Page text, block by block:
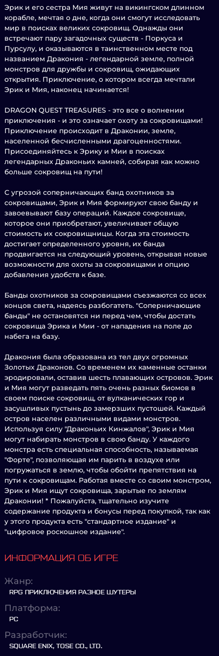
Эрик и его сестра Мия живут на викингском длинном
корабле, мечтая о дне, когда они смогут исследовать
мир в поисках великих сокровищ. Однажды они
встречают пару загадочных существ - Поркуса и
Пурсулу, и оказываются в таинственном месте под
названием Дракония - легендарной земле, полной
монстров для дружбы и сокровищ, ожидающих
открытия. Приключение, о котором всегда мечтали
Эрик и Мия, наконец начинается!
DRAGON QUEST TREASURES - это все о волнении
приключения - и это означает охоту за сокровищами!
Приключение происходит в Драконии, земле,
населенной бесчисленными драгоценностями.
Присоединяйтесь к Эрику и Мии в поисках
легендарных Драконьих камней, собирая как можно
больше сокровищ на пути!
С угрозой соперничающих банд охотников за
сокровищами, Эрик и Мия формируют свою банду и
завоевывают базу операций. Каждое сокровище,
которое они приобретают, увеличивает общую
стоимость их сокровищницы. Когда эта стоимость
достигает определенного уровня, их банда
продвигается на следующий уровень, открывая новые
возможности для охоты за сокровищами и опцию
добавления удобств к базе.
Банды охотников за сокровищами съезжаются со всех
концов света, надеясь разбогатеть. "Соперничающие
банды" не остановятся ни перед чем, чтобы достать
сокровища Эрика и Мии - от нападения на поле до
набега на базу.
Дракония была образована из тел двух огромных
Золотых Драконов. Со временем их каменные останки
эродировали, оставив шесть плавающих островов. Эрик
и Мия могут разведать пять очень разных биомов в
своем поиске сокровищ, от вулканических гор и
засушливых пустынь до замерзших пустошей. Каждый
остров населен различными видами монстров.
Используя силу "Драконьих Кинжалов", Эрик и Мия
могут набирать монстров в свою банду. У каждого
монстра есть специальная способность, называемая
"Форте", позволяющая им парить в воздухе или
погружаться в землю, чтобы обойти препятствия на
пути к сокровищам. Работая вместе со своим монстром,
Эрик и Мия ищут сокровища, зарытые по землям
Драконии! * Пожалуйста, тщательно изучите
содержание продукта и бонусы перед покупкой, так как
у этого продукта есть "стандартное издание" и
"цифровое роскошное издание".
ИНФОРМАЦИЯ ОБ ИГРЕ
Жанр:
RPG ПРИКЛЮЧЕНИЯ РАЗНОЕ ШУТЕРЫ
Платформа:
PC
Разработчик:
SQUARE ENIX, TOSE CO., LTD.